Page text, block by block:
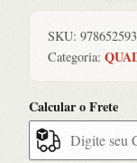
SKU:
Categoria:
Calcular o Frete